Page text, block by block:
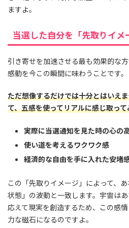
ますよ。
当選した自分を「先取りイメ
引き寄せを加速させる最も効果的な
感動を今この瞬間に味わうことです。
ただ想像するだけでは十分とはいえ
て、五感を使ってリアルに感じ取っ
実際に当選通知を見た時の心の
使い道を考えるワクワク感
経済的な自由を手に入れた安堵
この「先取りイメージ」によって、
状態」の波動と一致します。宇宙は
応えて現実を創造するため、この感
力な磁石になるのですよ。